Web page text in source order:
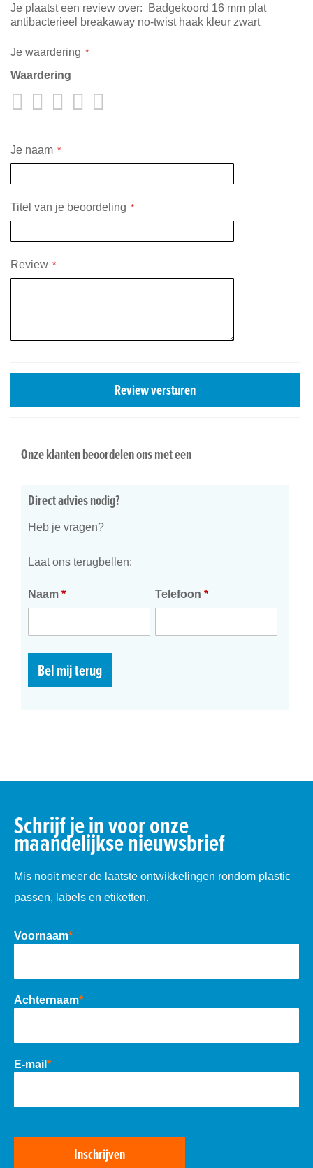
Je plaatst een review over:
Badgekoord 16 mm plat
antibacterieel breakaway no-twist haak kleur zwart
Je waardering
Waardering
1
star
2
stars
3
stars
4
stars
Je naam
Titel van je beoordeling
Review
Review versturen
Onze klanten beoordelen ons met een
Direct advies nodig?
Heb je vragen?
Laat ons terugbellen:
Naam * Telefoon *
Bel mij terug
Schrijf je in voor onze
maandelijkse nieuwsbrief
Mis nooit meer de laatste ontwikkelingen rondom plastic
passen, labels en etiketten.
Voornaam*
Achternaam*
E-mail *
Inschrijven